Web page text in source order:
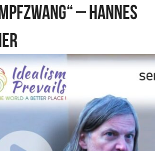
– Hannes